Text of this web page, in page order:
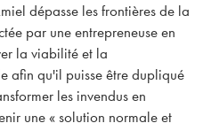
dépasse les frontières de la
par une entrepreneuse en
la viabilité et la
afin qu'il puisse être dupliqué
les invendus en
une « solution normale et